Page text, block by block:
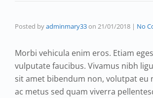
Posted byadminmary33on 21/01/2018 | No
Morbi vehicula enim eros. Etiam
vulputate faucibus. Vivamus nibh
sit amet bibendum non, volutpat eu
ac metus sed quam viverra